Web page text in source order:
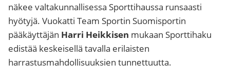
näkee valtakunnallisessa Sporttihaussa runsaasti
hyötyjä. Vuokatti Team Sportin Suomisportin
pääkäyttäjän Harri Heikkisen mukaan Sporttihaku
edistää keskeisellä tavalla erilaisten
harrastusmahdollisuuksien tunnettuutta.